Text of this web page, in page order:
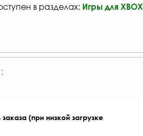
в разделах: Игры для XBOX
(при низкой загрузке